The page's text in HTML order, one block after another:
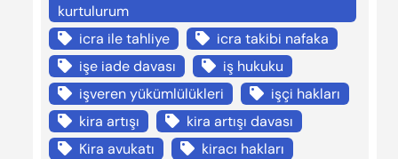
kurtulurum
icra ile tahliye
icra takibi nafaka
işe iade davası
iş hukuku
işveren yükümlülükleri
işçi hakları
kira artışı
kira artışı davası
Kira avukatı
kiracı hakları